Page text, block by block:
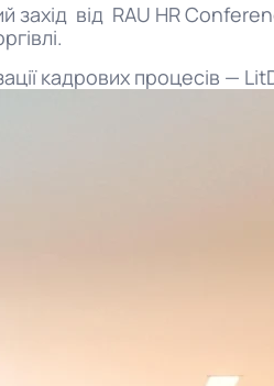
від RAU HR
кадрових процесів —